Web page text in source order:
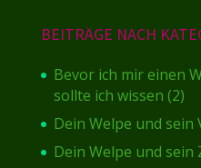
BEITRÄGE NACH
Bevor ich mir einen
sollte ich wissen (2)
Dein Welpe und sein
Dein Welpe und sein